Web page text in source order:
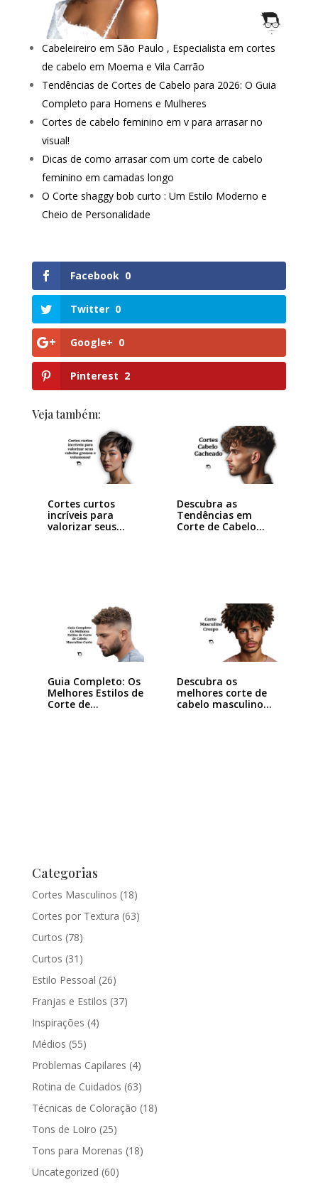
Cabeleireiro em São Paulo , Especialista em cortes
de cabelo em Moema e Vila Carrão
Tendências de Cortes de Cabelo para 2026: O Guia
Completo para Homens e Mulheres
Cortes de cabelo feminino em v para arrasar no
visual!
Dicas de como arrasar com um corte de cabelo
feminino em camadas longo
O Corte shaggy bob curto : Um Estilo Moderno e
Cheio de Personalidade
Facebook 0
Twitter 0
Google+ 0
Pinterest 2
Veja também:
Cortes curtos
incríveis para
valorizar seus
Descubra as
Tendências em
Corte de Cabelo
Guia Completo: Os
Melhores Estilos de
Corte de…
Descubra os
melhores corte de
cabelo masculino…
Categorias
Cortes Masculinos (18)
Cortes por Textura (63)
Curtos (78)
Curtos (31)
Estilo Pessoal (26)
Franjas e Estilos (37)
Inspirações (4)
Médios (55)
Problemas Capilares (4)
Rotina de Cuidados (63)
Técnicas de Coloração (18)
Tons de Loiro (25)
Tons para Morenas (18)
Uncategorized (60)